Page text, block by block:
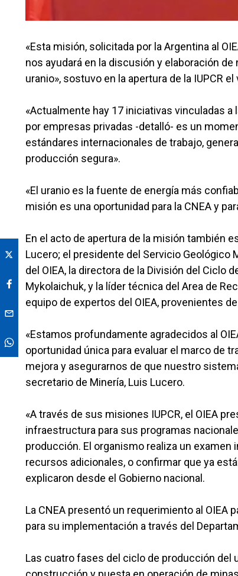
«Esta misión, solicitada por la Argentina al
nos ayudará en la discusión y elaboración
uranio», sostuvo en la apertura de la IUPCR
«Actualmente hay 17 iniciativas vinculadas a
por empresas privadas -detalló- es un
estándares internacionales de trabajo,
producción segura».
«El uranio es la fuente de energía más
misión es una oportunidad para la CNEA y
En el acto de apertura de la misión también
Lucero; el presidente del Servicio Geológico
del OIEA, la directora de la División del Ciclo
Mykolaichuk, y la líder técnica del Area de
equipo de expertos del OIEA, provenientes
«Estamos profundamente agradecidos al
oportunidad única para evaluar el marco de
mejora y asegurarnos de que nuestro
secretario de Minería, Luis Lucero.
«A través de sus misiones IUPCR, el OIEA
infraestructura para sus programas
producción. El organismo realiza un
recursos adicionales, o confirmar que ya
explicaron desde el Gobierno nacional.
La CNEA presentó un requerimiento al OIEA
para su implementación a través del
Las cuatro fases del ciclo de producción del